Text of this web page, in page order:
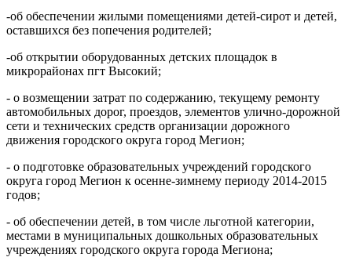
-об обеспечении жилыми помещениями детей-сирот и детей,
оставшихся без попечения родителей;
-об открытии оборудованных детских площадок в
микрорайонах пгт Высокий;
- о возмещении затрат по содержанию, текущему ремонту
автомобильных дорог, проездов, элементов улично-дорожной
сети и технических средств организации дорожного
движения городского округа город Мегион;
- о подготовке образовательных учреждений городского
округа город Мегион к осенне-зимнему периоду 2014-2015
годов;
- об обеспечении детей, в том числе льготной категории,
местами в муниципальных дошкольных образовательных
учреждениях городского округа города Мегиона;